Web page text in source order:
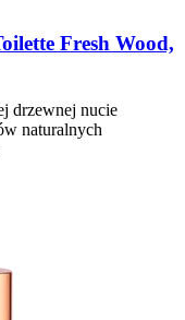
Fresh Wood,
drzewnej nucie
naturalnych